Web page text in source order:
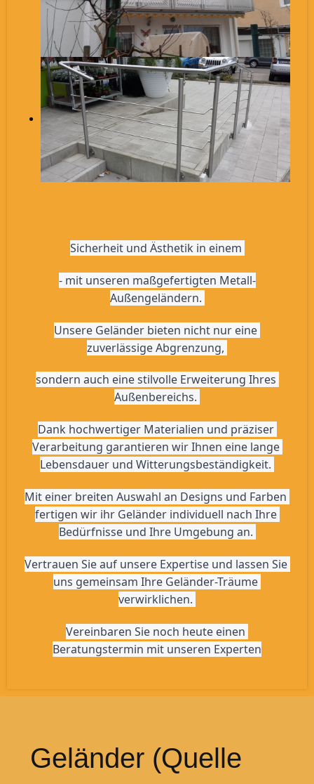
Sicherheit und Ästhetik in einem
- mit unseren maßgefertigten Metall-
Außengeländern.
Unsere Geländer bieten nicht nur eine
zuverlässige Abgrenzung,
sondern auch eine stilvolle Erweiterung Ihres
Außenbereichs.
Dank hochwertiger Materialien und präziser
Verarbeitung garantieren wir Ihnen eine lange
Lebensdauer und Witterungsbeständigkeit.
Mit einer breiten Auswahl an Designs und Farben
fertigen wir ihr Geländer individuell nach Ihre
Bedürfnisse und Ihre Umgebung an.
Vertrauen Sie auf unsere Expertise und lassen Sie
uns gemeinsam Ihre Geländer-Träume
verwirklichen.
Vereinbaren Sie noch heute einen
Beratungstermin mit unseren Experten
Geländer (Quelle